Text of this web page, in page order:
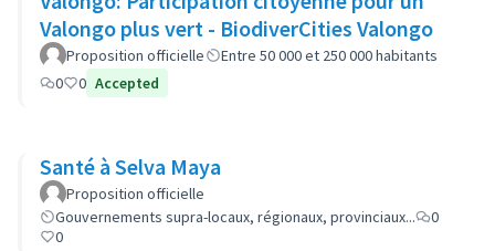
Valongo plus vert - BiodiverCities Valongo
Proposition officielle
Entre 50 000 et 250 000 habitants
0
0 Accepted
Santé à Selva Maya
Proposition officielle
Gouvernements supra-locaux, régionaux, provinciaux...
0
0